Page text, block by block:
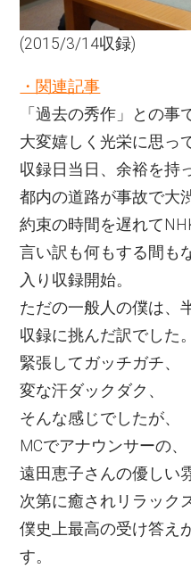
(2015/3/14収録)
・関連記事
「過去の秀作」との事
大変嬉しく光栄に思っ
収録日当日、余裕を持
都内の道路が事故で大
約束の時間を遅れて
言い訳も何もする間も
入り収録開始。
ただの一般人の僕は、
収録に挑んだ訳でした。
緊張してガッチガチ、
変な汗ダックダク、
そんな感じでしたが、
MCでアナウンサーの、
遠田恵子さんの優しい
次第に癒されリラック
僕史上最高の受け答え
す。